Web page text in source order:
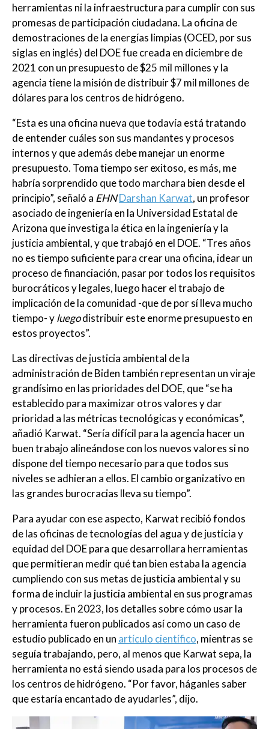
herramientas ni la infraestructura para cumplir con sus
promesas de participación ciudadana. La oficina de
demostraciones de la energías limpias (OCED, por sus
siglas en inglés) del DOE fue creada en diciembre de
2021 con un presupuesto de $25 mil millones y la
agencia tiene la misión de distribuir $7 mil millones de
dólares para los centros de hidrógeno.
“Esta es una oficina nueva que todavía está tratando
de entender cuáles son sus mandantes y procesos
internos y que además debe manejar un enorme
presupuesto. Toma tiempo ser exitoso, es más, me
habría sorprendido que todo marchara bien desde el
principio”, señaló a EHNDarshan Karwat, un profesor
asociado de ingeniería en la Universidad Estatal de
Arizona que investiga la ética en la ingeniería y la
justicia ambiental, y que trabajó en el DOE. “Tres años
no es tiempo suficiente para crear una oficina, idear un
proceso de financiación, pasar por todos los requisitos
burocráticos y legales, luego hacer el trabajo de
implicación de la comunidad -que de por sí lleva mucho
tiempo- yluegodistribuir este enorme presupuesto en
estos proyectos”.
Las directivas de justicia ambiental de la
administración de Biden también representan un viraje
grandísimo en las prioridades del DOE, que “se ha
establecido para maximizar otros valores y dar
prioridad a las métricas tecnológicas y económicas”,
añadió Karwat. “Sería difícil para la agencia hacer un
buen trabajo alineándose con los nuevos valores si no
dispone del tiempo necesario para que todos sus
niveles se adhieran a ellos. El cambio organizativo en
las grandes burocracias lleva su tiempo”.
Para ayudar con ese aspecto, Karwat recibió fondos
de las oficinas de tecnologías del agua y de justicia y
equidad del DOE para que desarrollara herramientas
que permitieran medir qué tan bien estaba la agencia
cumpliendo con sus metas de justicia ambiental y su
forma de incluir la justicia ambiental en sus programas
y procesos. En 2023, los detalles sobre cómo usar la
herramienta fueron publicados así como un caso de
estudio publicado en un artículo científico, mientras se
seguía trabajando, pero, al menos que Karwat sepa, la
herramienta no está siendo usada para los procesos de
los centros de hidrógeno. “Por favor, háganles saber
que estaría encantado de ayudarles”, dijo.